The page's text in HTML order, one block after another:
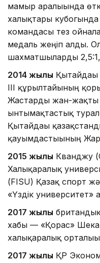
мамыр аралығында
халықтары
командасы тез
медаль жеңіп алды.
шахматшыларды
2014 жылы
ІІІ құрылтайының
Жастарды жан-жақты
ынтымақтастық
Қытайдағы
қауымдастығының
2015 жылы Кванджу
Халықаралық
(FISU) Қазақ спорт
«Үздік университет»
2017 жылы
хабы — «Қорғас»
халықаралық
2017 жылы ҚР